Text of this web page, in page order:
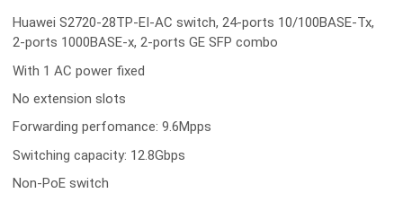
Huawei S2720-28TP-EI-AC switch, 24-ports 10/100BASE-Tx,
2-ports 1000BASE-x, 2-ports GE SFP combo
With 1 AC power fixed
No extension slots
Forwarding perfomance: 9.6Mpps
Switching capacity: 12.8Gbps
Non-PoE switch